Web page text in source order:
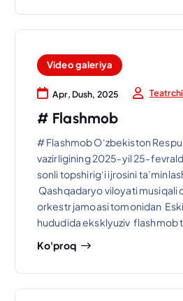
Video galeriya
Apr, Dush, 2025 Teatrchi
# Flashmob
# Flashmob O‘zbekiston
vazirligining 2025-yil 25-
sonli topshirig‘i ijrosini
Qashqadaryo viloyati musiqali
orkestr jamoasi tomonidan
hududida eksklyuziv flashmob
Ko'proq